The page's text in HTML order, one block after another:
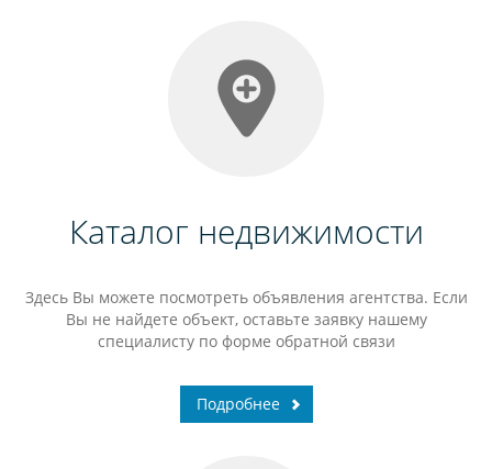
Каталог недвижимости
Здесь Вы можете посмотреть объявления агентства. Если
Вы не найдете объект, оставьте заявку нашему
специалисту по форме обратной связи
Подробнее